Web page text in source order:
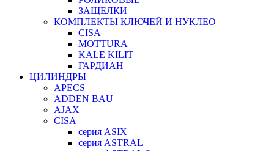
ЗАЩЕЛКИ
КОМПЛЕКТЫ КЛЮЧЕЙ И НУКЛЕО
CISA
MOTTURA
KALE KILIT
ГАРДИАН
ЦИЛИНДРЫ
APECS
ADDEN BAU
AJAX
CISA
серия ASIX
серия ASTRAL